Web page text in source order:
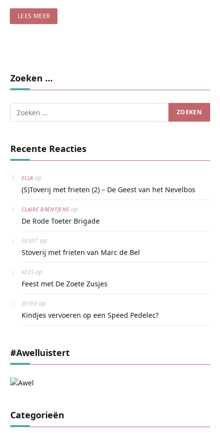
LEES MEER
Zoeken …
Recente Reacties
ELLA op
(S)Toverij met frieten (2) – De Geest van het Nevelbos
CLAIRE BRENTJENS op
De Rode Toeter Brigade
GEUST op
Stoverij met frieten van Marc de Bel
KEES op
Feest met De Zoete Zusjes
ZEVER op
Kindjes vervoeren op een Speed Pedelec?
#awelluistert
Categorieën